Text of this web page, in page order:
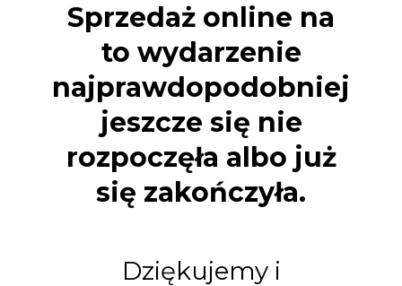
Sprzedaż online na
to wydarzenie
najprawdopodobniej
jeszcze się nie
rozpoczęła albo już
się zakończyła.
Dziękujemy i